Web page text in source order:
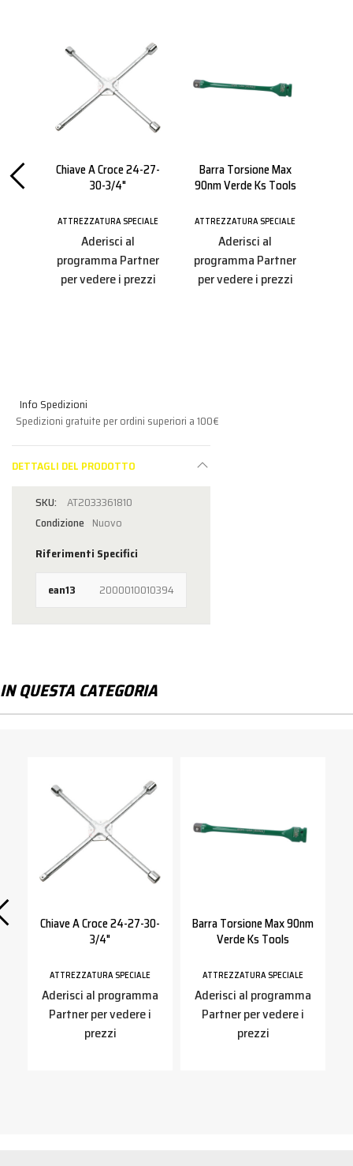
Chiave A Croce 24-27-
30-3/4"
ATTREZZATURA SPECIALE
Aderisci al
programma Partner
per vedere i prezzi
Barra Torsione Max
90nm Verde Ks Tools
ATTREZZATURA SPECIALE
Aderisci al
programma Partner
per vedere i prezzi
Info Spedizioni
Spedizioni gratuite per ordini superiori a 100€
DETTAGLI DEL PRODOTTO
AT2033361810
Condizione Nuovo
Riferimenti Specifici
ean13 2000010010394
IN QUESTA CATEGORIA
Chiave A Croce 24-27-30-
3/4"
ATTREZZATURA SPECIALE
Aderisci al programma
Partner per vedere i
prezzi
Barra Torsione Max 90nm
Verde Ks Tools
ATTREZZATURA SPECIALE
Aderisci al programma
Partner per vedere i
prezzi